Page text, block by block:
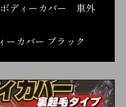
ディーカバー 車外
ーカバー ブラック